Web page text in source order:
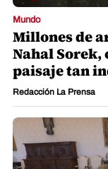
Mundo
Millones de
Nahal Sorek,
paisaje tan
Redacción La Prensa